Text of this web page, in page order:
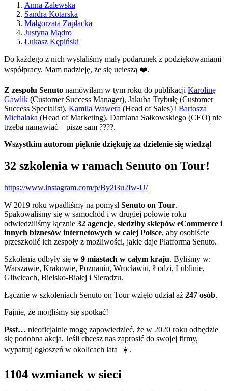
Anna Zalewska
Sandra Kotarska
Małgorzata Zapłacka
Justyna Mądro
Łukasz Kępiński
Do każdego z nich wysłaliśmy mały podarunek z podziękowaniami
współpracy. Mam nadzieję, że się ucieszą ❤️.
Z zespołu Senuto namówiłam w tym roku do publikacji Karolinę
Gawlik (Customer Success Manager), Jakuba Trybułę (Customer
Success Specialist), Kamila Wawera (Head of Sales) i Bartosza
Michalaka (Head of Marketing). Damiana Sałkowskiego (CEO) nie
trzeba namawiać – pisze sam ????.
Wszystkim autorom pięknie dziękuję za dzielenie się wiedzą!
32 szkolenia w ramach Senuto on Tour!
https://www.instagram.com/p/By2i3u2Iw-U/
W 2019 roku wpadliśmy na pomysłSenuto on Tour.
Spakowaliśmy się w samochód i w drugiej połowie roku
odwiedziliśmy łącznie 32 agencje, siedziby sklepów eCommerce i
innych biznesów internetowych w całej Polsce, aby osobiście
przeszkolić ich zespoły z możliwości, jakie daje Platforma Senuto.
Szkolenia odbyły się w 9 miastach w całym kraju. Byliśmy w:
Warszawie, Krakowie, Poznaniu, Wrocławiu, Łodzi, Lublinie,
Gliwicach, Bielsko-Białej i Sieradzu.
Łącznie w szkoleniach Senuto on Tour wzięło udział aż 247 osób.
Fajnie, że mogliśmy się spotkać!
Psst… nieoficjalnie mogę zapowiedzieć, że w 2020 roku odbędzie
się podobna akcja. Jeśli chcesz nas zaprosić do swojej firmy,
wypatruj ogłoszeń w okolicach lata ☀️.
1104 wzmianek w sieci